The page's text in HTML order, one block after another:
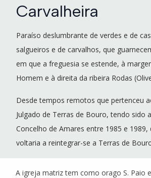
Carvalheira
Paraíso deslumbrante de verdes e de
salgueiros e de carvalhos, que
em que a freguesia se estende, à
Homem e à direita da ribeira Rodas
Desde tempos remotos que pertenceu
Julgado de Terras de Bouro, tendo sido
Concelho de Amares entre 1985 e 1989,
voltaria a reintegrar-se a Terras de
A igreja matriz tem como orago S. Paio